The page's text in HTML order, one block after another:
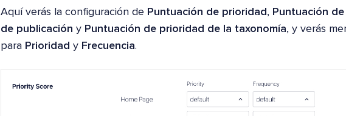
Aquí verás la configuración de Puntuación de prioridad , Puntuación
de publicación y Puntuación de prioridad de la taxonomía, y verás
para Prioridad y Frecuencia.